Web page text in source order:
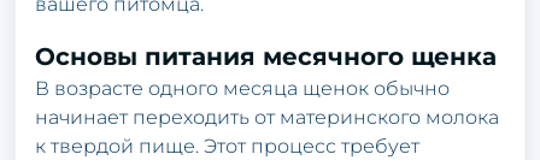
вашего питомца.
Основы питания месячного щенка
В возрасте одного месяца щенок обычно
начинает переходить от материнского молока
к твердой пище. Этот процесс требует